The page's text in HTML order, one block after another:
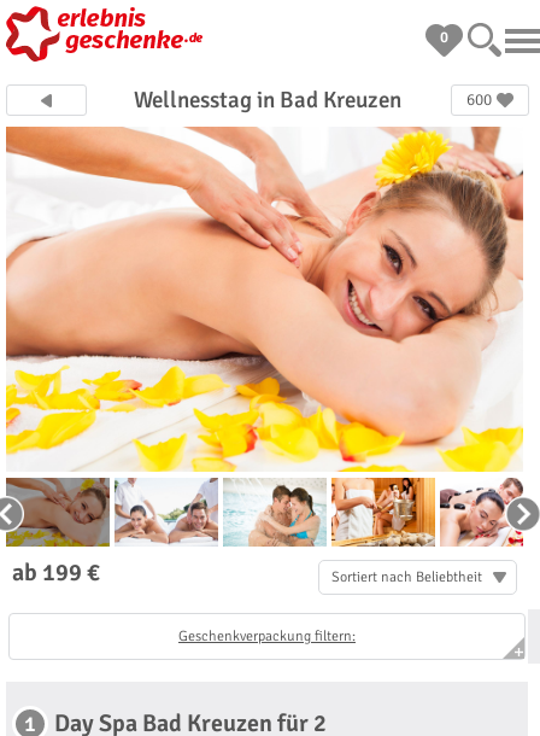
0
Wellnesstag in Bad Kreuzen 600
ab 199 € Sortiert nach Beliebtheit
Geschenkverpackung filtern:
1 Day Spa Bad Kreuzen für 2